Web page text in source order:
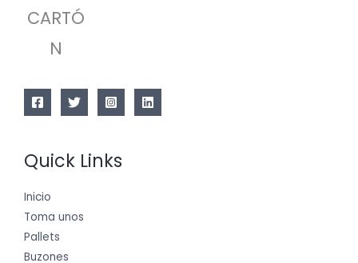
CARTÓ
N
Quick Links
Inicio
Toma unos
Pallets
Buzones